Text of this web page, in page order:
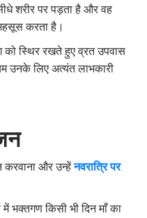
शरीर पर पड़ता है और वह
करता है।
स्थिर रखते हुए व्रत उपवास
उनके लिए अत्यंत लाभकारी
करवाना और उन्हेंनवरात्रि पर
में भक्तगण किसी भी दिन माँ का